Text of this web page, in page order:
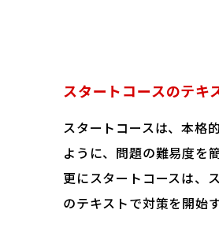
スタートコースのテキ
スタートコースは、本格
ように、問題の難易度を
更にスタートコースは、
のテキストで対策を開始